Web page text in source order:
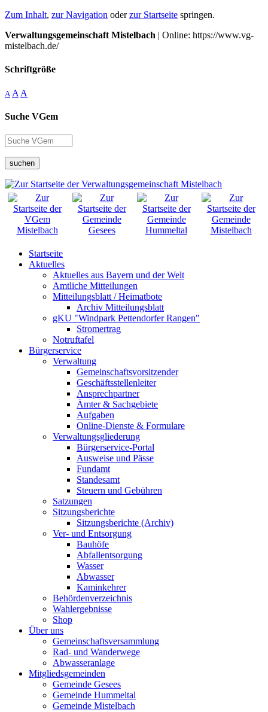
Zum Inhalt, zur Navigation oderzur Startseite springen.
Verwaltungsgemeinschaft Mistelbach | Online: https://www.vg-
mistelbach.de/
Schriftgröße
A A A
Suche VGem
suchen
Startseite
Aktuelles
Aktuelles aus Bayern und der Welt
Amtliche Mitteilungen
Mitteilungsblatt / Heimatbote
Archiv Mitteilungsblatt
gKU "Windpark Pettendorfer Rangen"
Stromertrag
Notruftafel
Bürgerservice
Verwaltung
Gemeinschaftsvorsitzender
Geschäftsstellenleiter
Ansprechpartner
Ämter & Sachgebiete
Aufgaben
Online-Dienste & Formulare
Verwaltungsgliederung
Bürgerservice-Portal
Ausweise und Pässe
Fundamt
Standesamt
Steuern und Gebühren
Satzungen
Sitzungsberichte
Sitzungsberichte (Archiv)
Ver- und Entsorgung
Bauhöfe
Abfallentsorgung
Wasser
Abwasser
Kaminkehrer
Behördenverzeichnis
Wahlergebnisse
Shop
Über uns
Gemeinschaftsversammlung
Rad- und Wanderwege
Abwasseranlage
Mitgliedsgemeinden
Gemeinde Gesees
Gemeinde Hummeltal
Gemeinde Mistelbach